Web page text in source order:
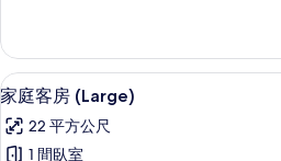
相
片
客
房
的
詳
情
顯
示
家
4
家庭客房 (Large)
22 平方公尺
1 間臥室